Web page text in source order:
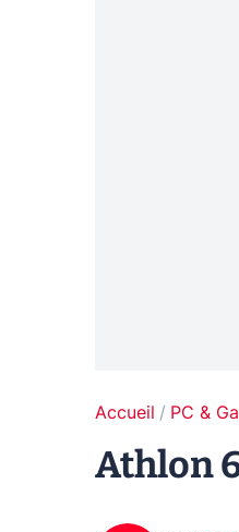
Accueil PC &
Athlon